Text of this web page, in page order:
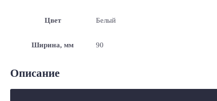
Цвет Белый
Ширина, мм 90
Описание